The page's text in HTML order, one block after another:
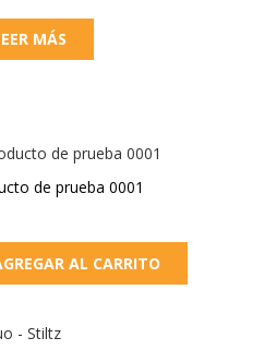
MÁS
de prueba 0001
AL CARRITO